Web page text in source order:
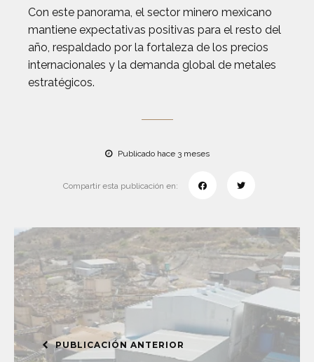
Con este panorama, el sector minero mexicano
mantiene expectativas positivas para el resto del
año, respaldado por la fortaleza de los precios
internacionales y la demanda global de metales
estratégicos.
Publicado hace 3 meses
Compartir esta publicación en:
PUBLICACIÓN ANTERIOR